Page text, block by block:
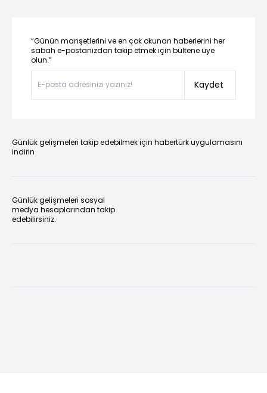
“Günün manşetlerini ve en çok okunan haberlerini her
sabah e-postanızdan takip etmek için bültene üye
olun.”
Kaydet
Günlük gelişmeleri takip edebilmek için habertürk uygulamasını
indirin
Günlük gelişmeleri sosyal
medya hesaplarından takip
edebilirsiniz.